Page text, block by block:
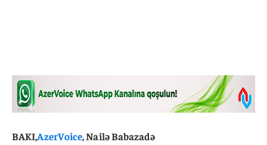
BAKI,AzerVoice, Nailə Babazadə